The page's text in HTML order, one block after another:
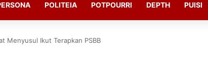
POLITEIA POTPOURRI DEPTH PUISI
Menyusul Ikut Terapkan PSBB